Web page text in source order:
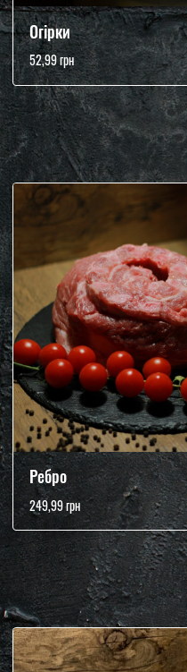
Огірки
52,99 грн
Ребро
249,99 грн